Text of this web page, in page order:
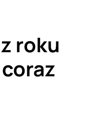
roku